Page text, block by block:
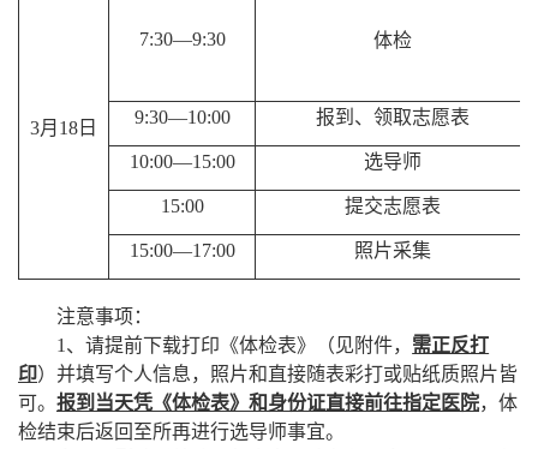
3月 18 日
7:30—9:30 体检
9:30—10:00 报到、领取志愿表
10:00—15:00 选导师
15:00 提交志愿表
15:00—17:00 照片采集
注意事项：
1 、请提前下载打印《体检表》（见附件， 需正反打
印）并填写个人信息，照片和直接随表彩打或贴纸质照片皆
可。 报到当天凭《体检表》和身份证直接前往指定医院，体
检结束后返回至所再进行选导师事宜。